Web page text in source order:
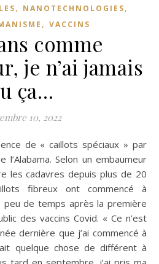
, NANOTECHNOLOGIES,
, VACCINS
comme
je n’ai jamais
ça…
10, 2022
l’Alabama. Selon un embaumeur
les cadavres depuis plus de 20
fibreux ont commencé à
peu de temps après la première
des vaccins Covid. « Ce n’est
dernière que j’ai commencé à
quelque chose de différent à